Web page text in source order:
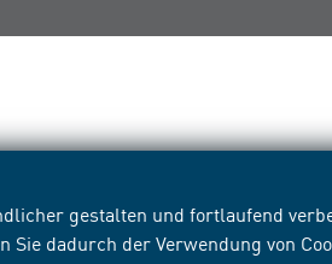
gestalten und fortlaufend
Sie dadurch der Verwendung von